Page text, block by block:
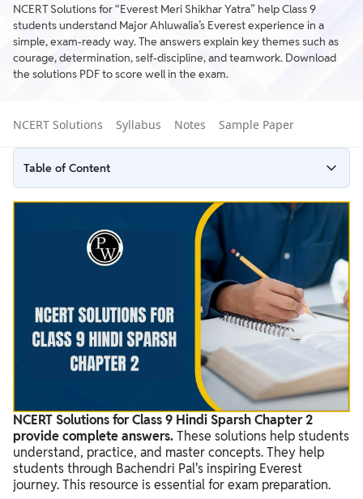
NCERT Solutions for “Everest Meri Shikhar Yatra” help Class 9
students understand Major Ahluwalia’s Everest experience in a
simple, exam-ready way. The answers explain key themes such as
courage, determination, self-discipline, and teamwork. Download
the solutions PDF to score well in the exam.
NCERT Solutions Syllabus Notes Sample Paper
Table of Content
NCERT Solutions for Class 9 Everest Meri Shikhar Yatra
NCERT Solutions for Class 9 Everest Meri Shikhar Yatra PDF
Everest Meri Shikhar Yatra Summary
NCERT Solutions for Class 9 Hindi Sparsh Chapter 2
provide complete answers.These solutions help students
understand, practice, and master concepts. They help
students through Bachendri Pal's inspiring Everest
journey. This resource is essential for exam preparation.